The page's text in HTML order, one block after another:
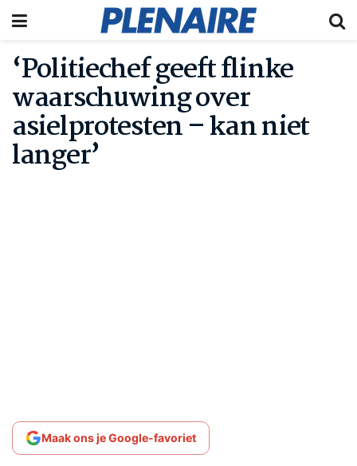
‘Politiechef geeft flinke
waarschuwing over
asielprotesten – kan niet
langer’
Maak ons je Google-favoriet